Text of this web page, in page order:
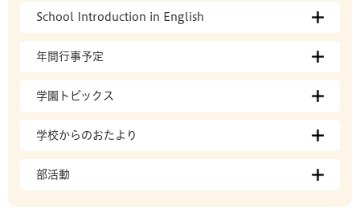
School Introduction in English
年間行事予定
学園トピックス
学校からのおたより
部活動